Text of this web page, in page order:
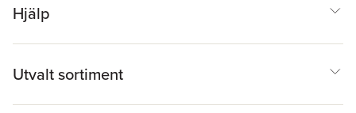
Hjälp
Utvalt sortiment